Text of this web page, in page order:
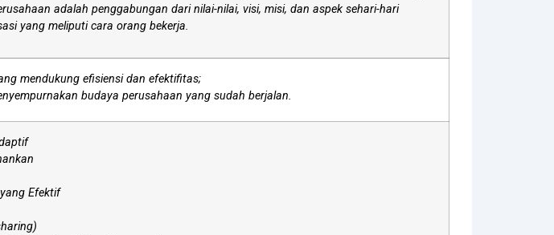
adalah penggabungan dari nilai-nilai, visi, misi, dan aspek sehari-hari
yang meliputi cara orang bekerja.
mendukung efisiensi dan efektifitas;
budaya perusahaan yang sudah berjalan.
Efektif